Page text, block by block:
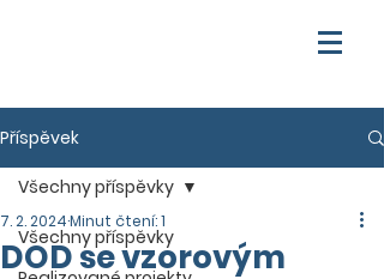
Příspěvek
Všechny příspěvky
Všechny příspěvky
DOD se vzorovým
7. 2. 2024Minut čtení: 1